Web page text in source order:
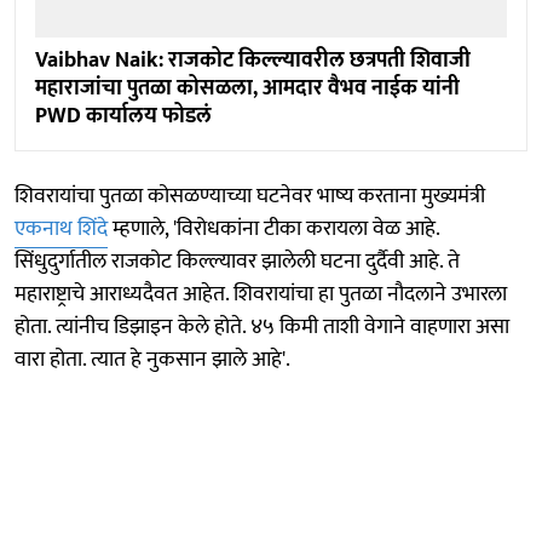
Vaibhav Naik: राजकोट किल्ल्यावरील छत्रपती शिवाजी
महाराजांचा पुतळा कोसळला, आमदार वैभव नाईक यांनी
PWD कार्यालय फोडलं
शिवरायांचा पुतळा कोसळण्याच्या घटनेवर भाष्य करताना मुख्यमंत्री
एकनाथ शिंदेम्हणाले, 'विरोधकांना टीका करायला वेळ आहे.
सिंधुदुर्गातील राजकोट किल्ल्यावर झालेली घटना दुर्दैवी आहे. ते
महाराष्ट्राचे आराध्यदैवत आहेत. शिवरायांचा हा पुतळा नौदलाने उभारला
होता. त्यांनीच डिझाइन केले होते. ४५ किमी ताशी वेगाने वाहणारा असा
वारा होता. त्यात हे नुकसान झाले आहे'.